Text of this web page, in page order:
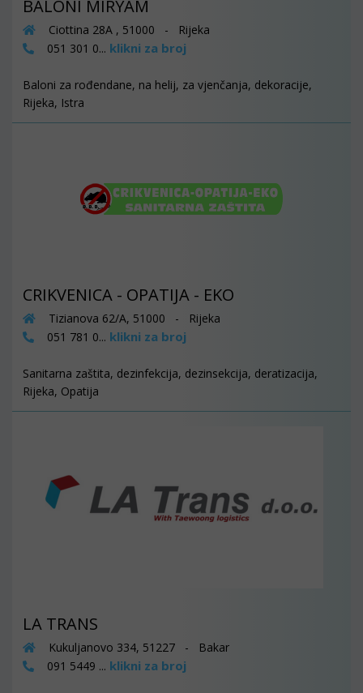
BALONI MIRYAM
Ciottina 28A , 51000 - Rijeka
051 301 0... klikni za broj
Baloni za rođendane, na helij, za vjenčanja, dekoracije,
Rijeka, Istra
CRIKVENICA - OPATIJA - EKO
Tizianova 62/A, 51000 - Rijeka
051 781 0... klikni za broj
Sanitarna zaštita, dezinfekcija, dezinsekcija, deratizacija,
Rijeka, Opatija
LA TRANS
Kukuljanovo 334, 51227 - Bakar
091 5449 ... klikni za broj